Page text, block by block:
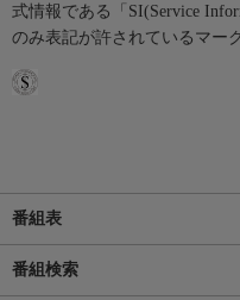
式情報である「SI(Service
のみ表記が許されているマー
番組表
番組検索